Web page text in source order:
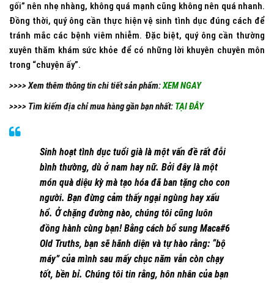
gối” nên nhẹ nhàng, không quá mạnh cũng không nên quá nhanh.
Đồng thời, quý ông cần thực hiện vệ sinh tình dục đúng cách để
tránh mắc các bệnh viêm nhiễm. Đặc biệt, quý ông cần thường
xuyên thăm khám sức khỏe để có những lời khuyên chuyên môn
trong “chuyện ấy”.
>>>> Xem thêm thông tin chi tiết sản phẩm:XEM NGAY
>>>> Tìm kiếm địa chỉ mua hàng gần bạn nhất: TẠI ĐÂY
Sinh hoạt tình dục tuổi già là một vấn đề rất đỗi
bình thường, dù ở nam hay nữ. Bởi đây là một
món quà diệu kỳ mà tạo hóa đã ban tặng cho con
người. Bạn đừng cảm thấy ngại ngùng hay xấu
hổ. Ở chặng đường nào, chúng tôi cũng luôn
đồng hành cùng bạn! Bằng cách bổ sung Maca#6
Old Truths, bạn sẽ hãnh diện và tự hào rằng: “bộ
máy” của mình sau mấy chục năm vẫn còn chạy
tốt, bền bỉ. Chúng tôi tin rằng, hôn nhân của bạn